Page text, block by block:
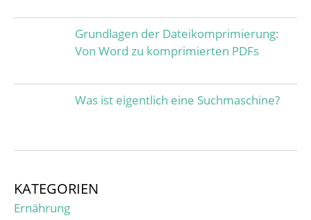
Grundlagen der Dateikomprimierung:
Von Word zu komprimierten PDFs
Was ist eigentlich eine Suchmaschine?
KATEGORIEN
Ernährung